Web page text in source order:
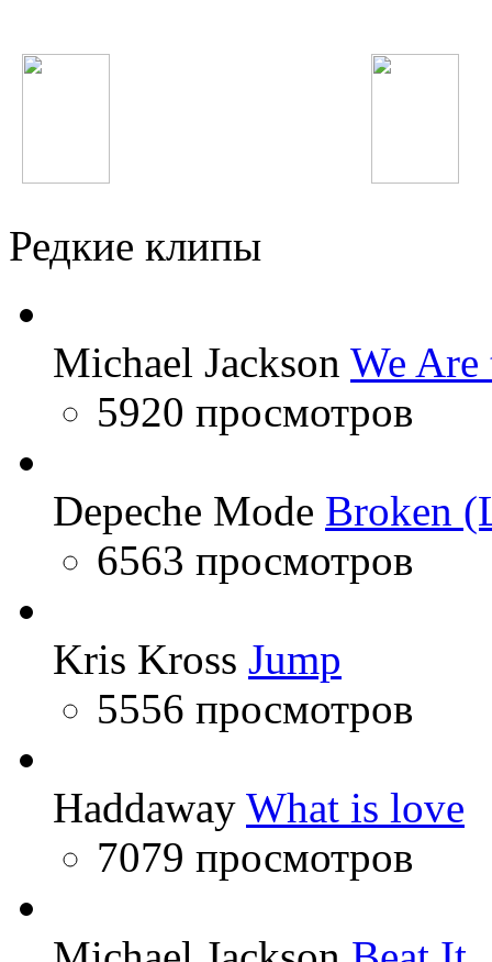
Редкие клипы
Michael Jackson We
5920 просмотров
Depeche Mode Broken
6563 просмотров
Kris Kross Jump
5556 просмотров
Haddaway What is love
7079 просмотров